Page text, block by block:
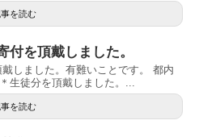
を読む
付を頂戴しました。
しました。有難いことです。 都内
生徒分を頂戴しました。...
を読む